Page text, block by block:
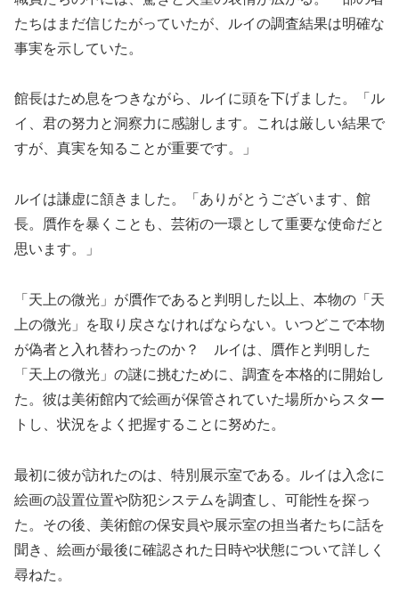
たちはまだ信じたがっていたが、ルイの調査結果は明確な
事実を示していた。
館長はため息をつきながら、ルイに頭を下げました。「ル
イ、君の努力と洞察力に感謝します。これは厳しい結果で
すが、真実を知ることが重要です。」
ルイは謙虚に頷きました。「ありがとうございます、館
長。贋作を暴くことも、芸術の一環として重要な使命だと
思います。」
「天上の微光」が贋作であると判明した以上、本物の「天
上の微光」を取り戻さなければならない。いつどこで本物
が偽者と入れ替わったのか？ ルイは、贋作と判明した
「天上の微光」の謎に挑むために、調査を本格的に開始し
た。彼は美術館内で絵画が保管されていた場所からスター
トし、状況をよく把握することに努めた。
最初に彼が訪れたのは、特別展示室である。ルイは入念に
絵画の設置位置や防犯システムを調査し、可能性を探っ
た。その後、美術館の保安員や展示室の担当者たちに話を
聞き、絵画が最後に確認された日時や状態について詳しく
尋ねた。